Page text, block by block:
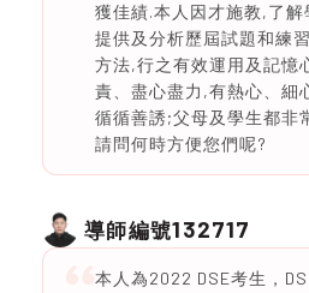
獲佳績.本人因才施教,了
提供及分析歷屆試題和練
方法,行之有效運用及記憶
責、盡心盡力,有熱心、細
循循善誘;父母及學生都非
請問何時方便您們呢?
導師編號132717
本人為2022 DSE考生，